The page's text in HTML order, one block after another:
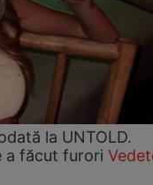
la UNTOLD.
a făcut furori